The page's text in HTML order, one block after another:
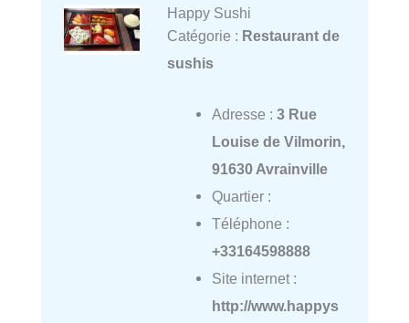
Happy Sushi
Catégorie : Restaurant de
sushis
Adresse : 3 Rue
Louise de Vilmorin,
91630 Avrainville
Quartier :
Téléphone :
+33164598888
Site internet :
http://www.happys